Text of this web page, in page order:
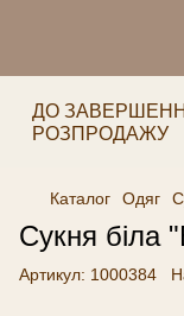
ДО
РОЗПРОДАЖУ
Каталог Одяг
Сукня біла
Артикул: 1000384